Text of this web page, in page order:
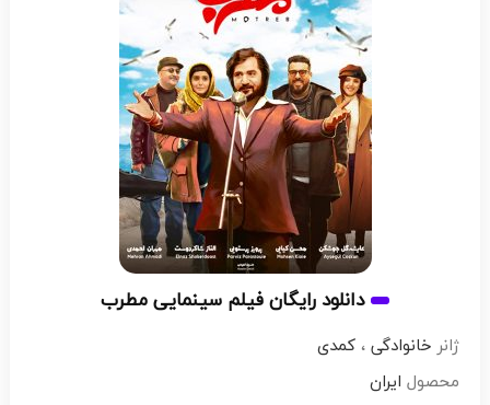
دانلود رایگان فیلم سینمایی مطرب
ژانر خانوادگی ،کمدی
محصول ایران